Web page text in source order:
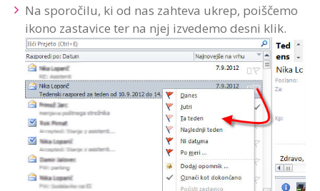
Na sporočilu, ki od nas zahteva ukrep, poiščemo
ikono zastavice ter na njej izvedemo desni klik.